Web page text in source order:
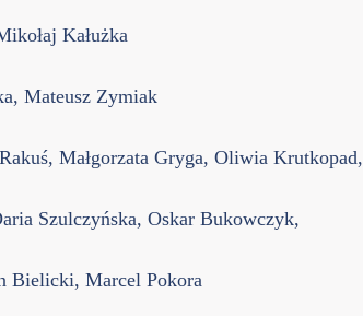
Kałużka
Mateusz Zymiak
Małgorzata Gryga, Oliwia Krutkopad,
Szulczyńska, Oskar Bukowczyk,
Bielicki, Marcel Pokora